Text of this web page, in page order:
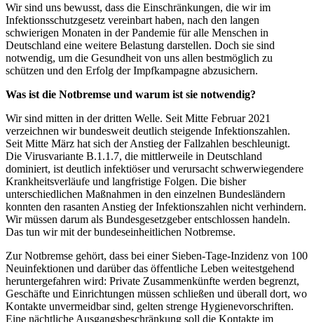
Wir sind uns bewusst, dass die Einschränkungen, die wir im
Infektionsschutzgesetz vereinbart haben, nach den langen
schwierigen Monaten in der Pandemie für alle Menschen in
Deutschland eine weitere Belastung darstellen. Doch sie sind
notwendig, um die Gesundheit von uns allen bestmöglich zu
schützen und den Erfolg der Impfkampagne abzusichern.
Was ist die Notbremse und warum ist sie notwendig?
Wir sind mitten in der dritten Welle. Seit Mitte Februar 2021
verzeichnen wir bundesweit deutlich steigende Infektionszahlen.
Seit Mitte März hat sich der Anstieg der Fallzahlen beschleunigt.
Die Virusvariante B.1.1.7, die mittlerweile in Deutschland
dominiert, ist deutlich infektiöser und verursacht schwerwiegendere
Krankheitsverläufe und langfristige Folgen. Die bisher
unterschiedlichen Maßnahmen in den einzelnen Bundesländern
konnten den rasanten Anstieg der Infektionszahlen nicht verhindern.
Wir müssen darum als Bundesgesetzgeber entschlossen handeln.
Das tun wir mit der bundeseinheitlichen Notbremse.
Zur Notbremse gehört, dass bei einer Sieben-Tage-Inzidenz von 100
Neuinfektionen und darüber das öffentliche Leben weitestgehend
heruntergefahren wird: Private Zusammenkünfte werden begrenzt,
Geschäfte und Einrichtungen müssen schließen und überall dort, wo
Kontakte unvermeidbar sind, gelten strenge Hygienevorschriften.
Eine nächtliche Ausgangsbeschränkung soll die Kontakte im